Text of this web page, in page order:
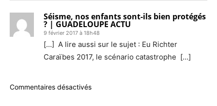
Séisme, nos enfants sont-ils bien protégés
? | GUADELOUPE ACTU
9 février 2017 à 18h48
[…] A lire aussi sur le sujet : Eu Richter
Caraïbes 2017, le scénario catastrophe […]
Commentaires désactivés